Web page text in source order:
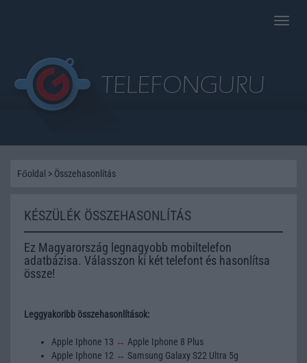
Toggle
Főoldal > Összehasonlítás
KÉSZÜLÉK ÖSSZEHASONLÍTÁS
Ez Magyarország legnagyobb mobiltelefon
adatbázisa. Válasszon ki két telefont és hasonlítsa
össze!
Leggyakoribb összehasonlítások:
Apple Iphone 13 ↔ Apple Iphone 8 Plus
Apple Iphone 12 ↔ Samsung Galaxy S22 Ultra 5g